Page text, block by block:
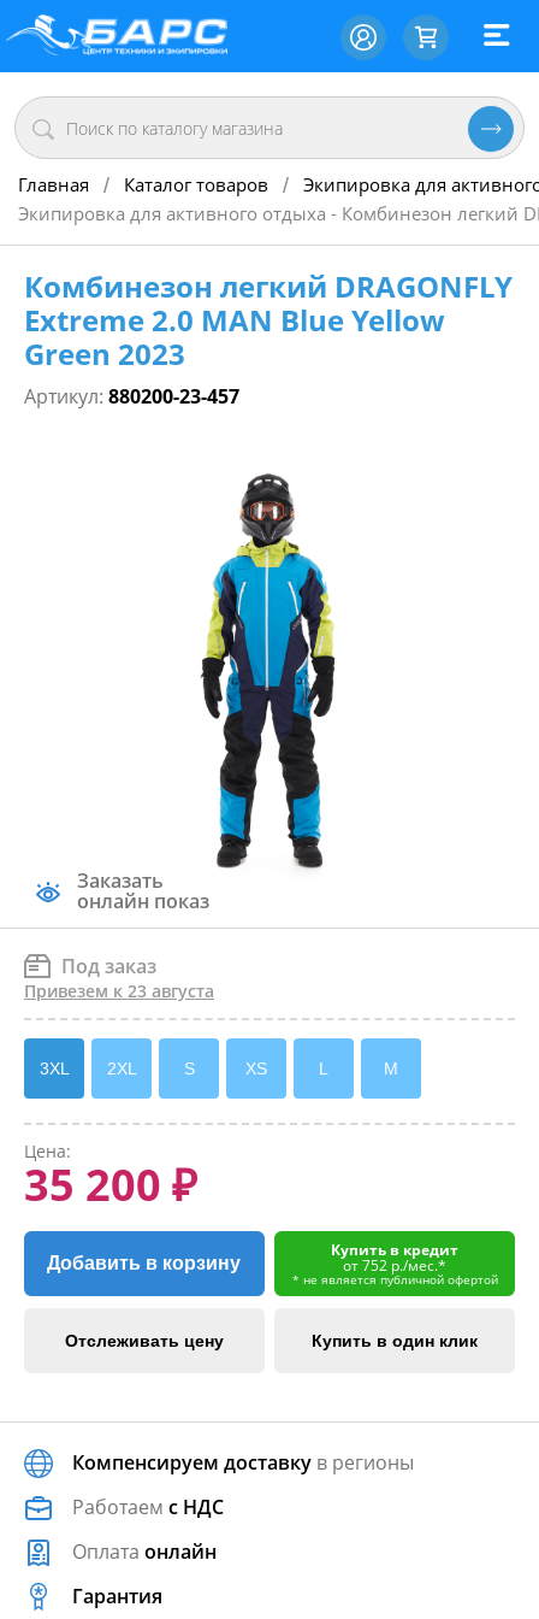
Главная / Каталог товаров / Экипировка для
Экипировка для активного отдыха - Комбинезон легкий
Комбинезон легкий DRAGONFLY
Extreme 2.0 MAN Blue Yellow
Green 2023
Артикул: 880200-23-457
Заказать
онлайн показ
Под заказ
Привезем к 23 августа
3XL 2XL S XS L M
Цена:
35 200 ₽
Добавить в корзину
Купить в кредит
от 752 р./мес.*
* не является публичной офертой
Отслеживать цену Купить в один клик
Компенсируем доставку в регионы
Работаем с НДС
Оплата онлайн
Гарантия